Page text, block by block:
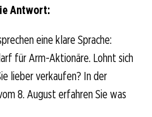
Antwort:
eine klare Sprache:
für Arm-Aktionäre. Lohnt sich
lieber verkaufen? In der
8. August erfahren Sie was